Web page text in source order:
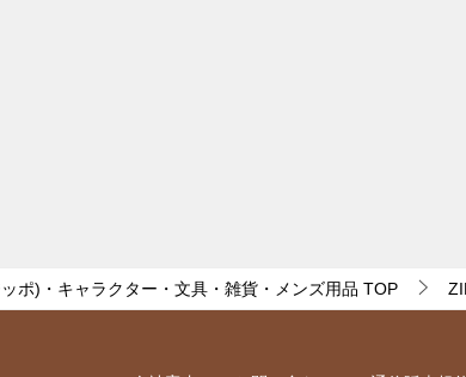
ポ)・キャラクター・文具・雑貨・メンズ用品 TOP